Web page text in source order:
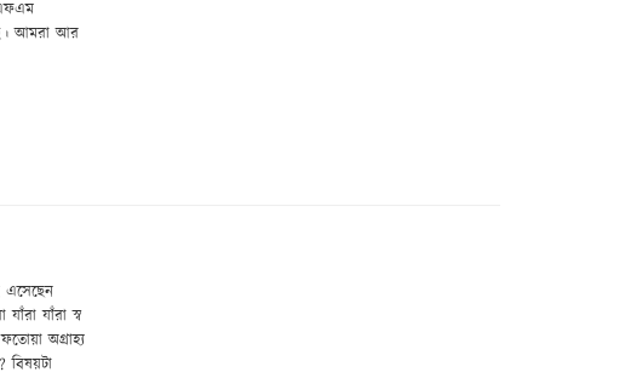
আমরা আর
এসেছেন
যাঁরা স্ব
অগ্রাহ্য
বিষয়টা